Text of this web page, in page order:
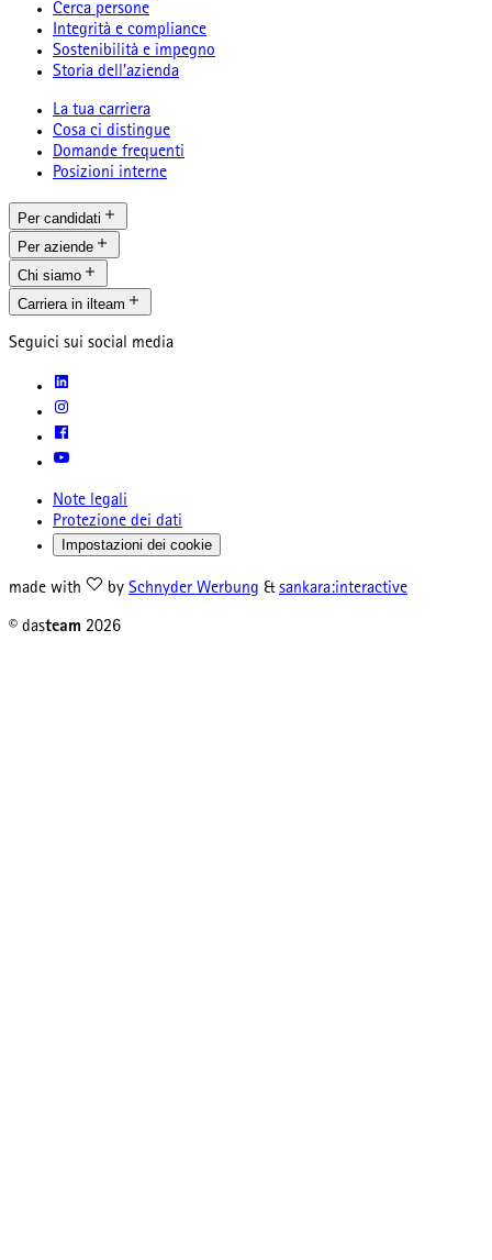
Cerca persone
Integrità e compliance
Sostenibilità e impegno
Storia dell’azienda
La tua carriera
Cosa ci distingue
Domande frequenti
Posizioni interne
Per candidati
Per aziende
Chi siamo
Carriera in ilteam
Seguici sui social media
Note legali
Protezione dei dati
Impostazioni dei cookie
made with by Schnyder Werbung & sankara:interactive
© dasteam 2026